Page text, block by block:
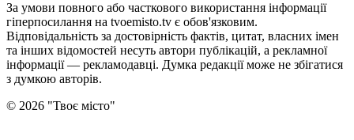
За умови повного або часткового використання iнформацiї
гіперпосилання на tvoemisto.tv є обов'язковим.
Відповідальність за достовірність фактів, цитат, власних імен
та інших відомостей несуть автори публікацій, а рекламної
інформації — рекламодавці. Думка редакцiї може не збiгатися
з думкою авторiв.
© 2026 "Твоє місто"